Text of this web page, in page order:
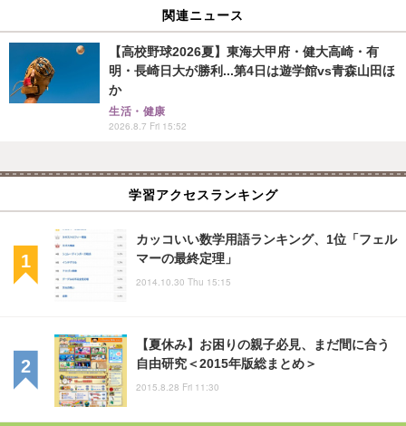
関連ニュース
【高校野球2026夏】東海大甲府・健大高崎・有
明・長崎日大が勝利...第4日は遊学館vs青森山田ほ
か
生活・健康
2026.8.7 Fri 15:52
学習アクセスランキング
カッコいい数学用語ランキング、1位「フェル
マーの最終定理」
2014.10.30 Thu 15:15
【夏休み】お困りの親子必見、まだ間に合う
自由研究＜2015年版総まとめ＞
2015.8.28 Fri 11:30